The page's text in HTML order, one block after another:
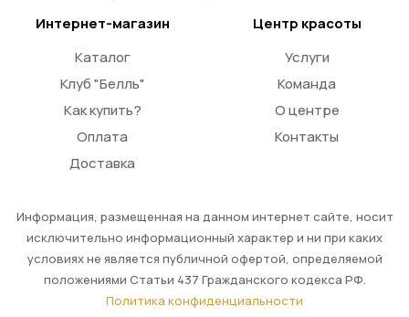
Центр красоты
Услуги
Команда
О центре
Контакты
Интернет-магазин
Каталог
Клуб "Белль"
Как купить?
Оплата
Доставка
Информация, размещенная на данном интернет сайте, носит
исключительно информационный характер и ни при каких
условиях не является публичной офертой, определяемой
положениями Статьи 437 Гражданского кодекса РФ.
Политика конфиденциальности